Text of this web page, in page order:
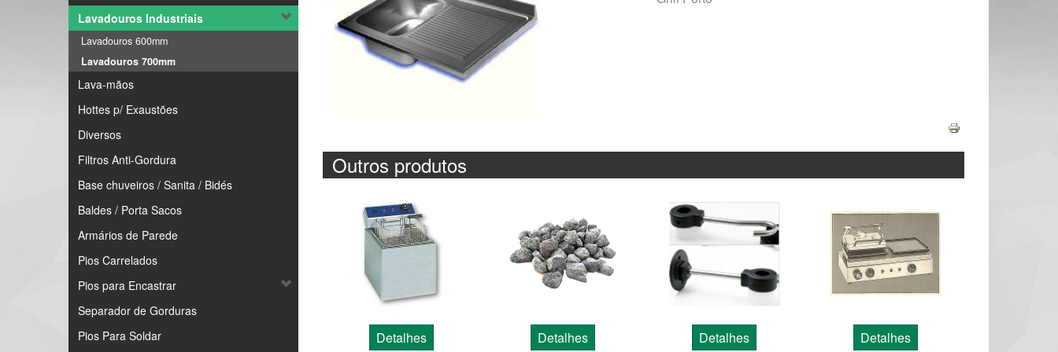
Lavadouros Industriais
Lavadouros 600mm
Lavadouros 700mm
Lava-mãos
Hottes p/ Exaustões
Diversos
Filtros Anti-Gordura
Base chuveiros / Sanita / Bidés
Baldes / Porta Sacos
Armários de Parede
Pios Carrelados
Pios para Encastrar
Separador de Gorduras
Pios Para Soldar
Outros produtos
Detalhes
Detalhes
Detalhes
Detalhes